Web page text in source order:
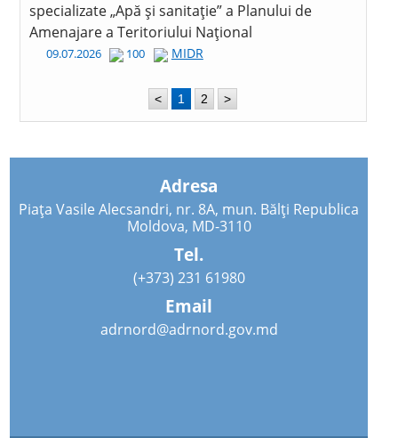
specializate „Apă și sanitație” a Planului de
Amenajare a Teritoriului Național
09.07.2026 100 MIDR
< 1 2 >
Adresa
Piața Vasile Alecsandri, nr. 8A, mun. Bălți Republica
Moldova, MD-3110
Tel.
(+373) 231 61980
Email
adrnord@adrnord.gov.md